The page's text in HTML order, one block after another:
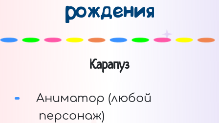
рождения
Карапуз
Аниматор (любой
персонаж)